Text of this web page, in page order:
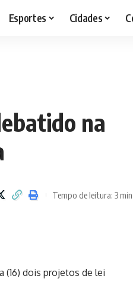
Esportes Cidades
na
Tempo de leitura: 3 min
(16) dois projetos de lei